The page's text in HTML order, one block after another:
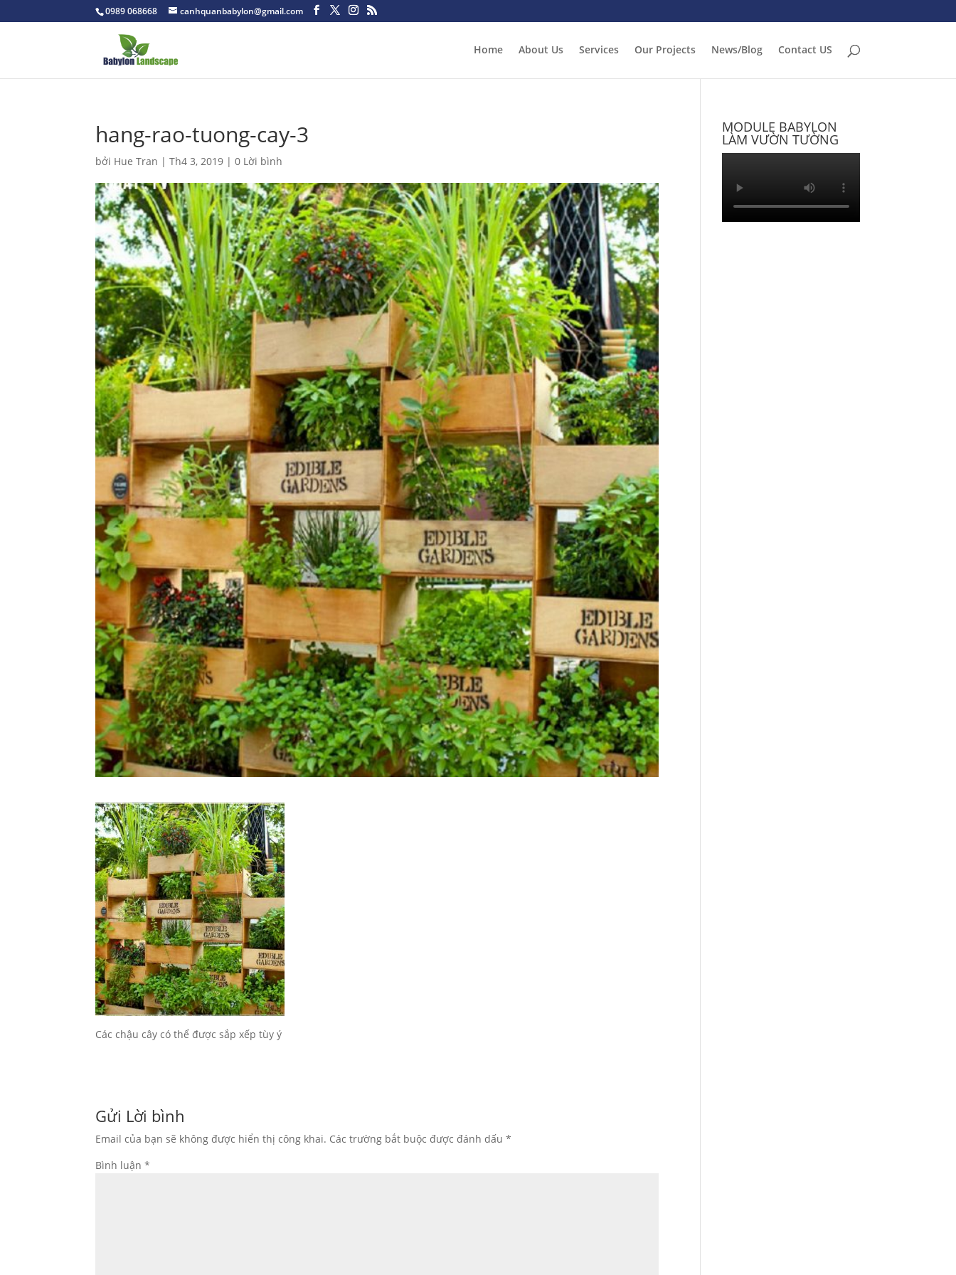
0989 068668 canhquanbabylon@gmail.com
Home About Us Services Our Projects News/Blog Contact US
hang-rao-tuong-cay-3
bởi Hue Tran |Th4 3, 2019 |0 Lời bình
Các chậu cây có thể được sắp xếp tùy ý
Gửi Lời bình
Email của bạn sẽ không được hiển thị công khai. Các trường bắt buộc được đánh dấu*
Bình luận*
MODULE BABYLON
LÀM VƯỜN TƯỜNG